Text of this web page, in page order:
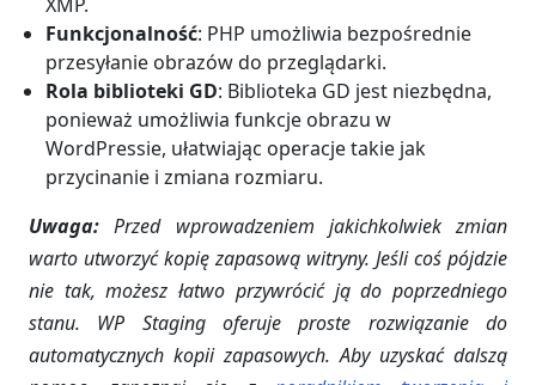
Funkcjonalność: PHP umożliwia bezpośrednie
przesyłanie obrazów do przeglądarki.
Rola biblioteki GD: Biblioteka GD jest niezbędna,
ponieważ umożliwia funkcje obrazu w
WordPressie, ułatwiając operacje takie jak
przycinanie i zmiana rozmiaru.
Uwaga: Przed wprowadzeniem jakichkolwiek zmian
warto utworzyć kopię zapasową witryny. Jeśli coś pójdzie
nie tak, możesz łatwo przywrócić ją do poprzedniego
stanu. WP Staging oferuje proste rozwiązanie do
automatycznych kopii zapasowych. Aby uzyskać dalszą